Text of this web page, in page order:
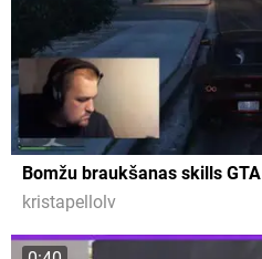
Bomžu braukšanas skills GTA
kristapellolv